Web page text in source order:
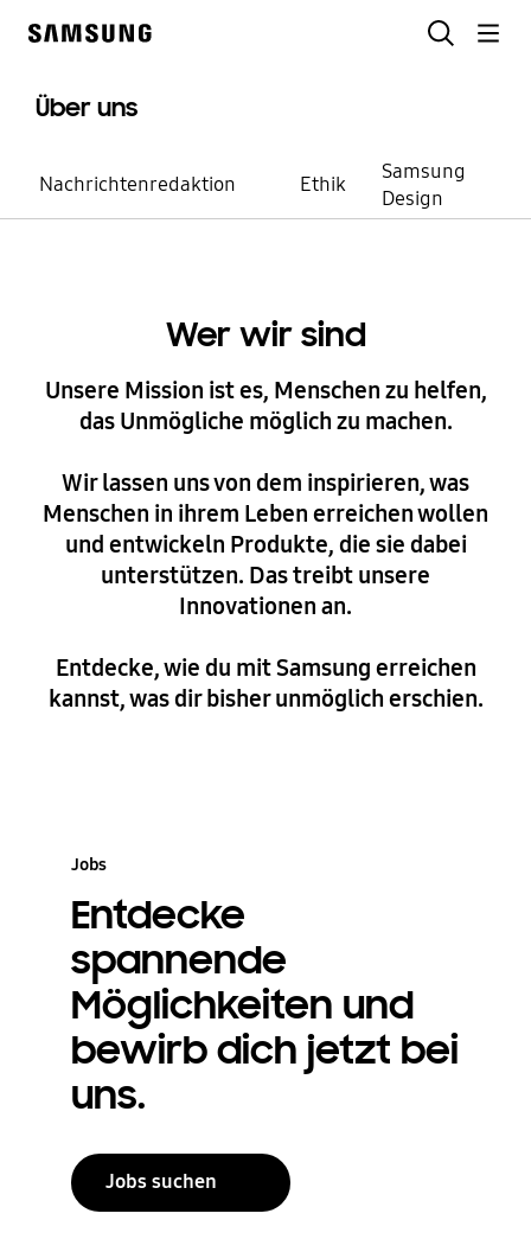
Über uns
Nachrichtenredaktion Ethik
Samsung
Design
Do what you
can't
Wer wir sind
Unsere Mission ist es, Menschen zu helfen,
das Unmögliche möglich zu machen.
Wir lassen uns von dem inspirieren, was
Menschen in ihrem Leben erreichen wollen
und entwickeln Produkte, die sie dabei
unterstützen. Das treibt unsere
Innovationen an.
Entdecke, wie du mit Samsung erreichen
kannst, was dir bisher unmöglich erschien.
Jobs
Entdecke
spannende
Möglichkeiten und
bewirb dich jetzt bei
uns.
Jobs suchen